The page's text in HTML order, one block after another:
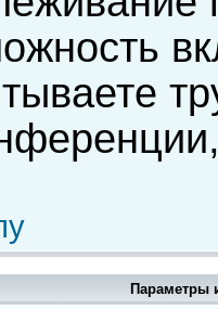
Параметры